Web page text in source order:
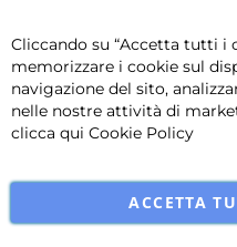
Cliccando su “Accetta tutti i
memorizzare i cookie sul
navigazione del sito,
nelle nostre attività di
clicca qui Cookie Policy
ACCETTA